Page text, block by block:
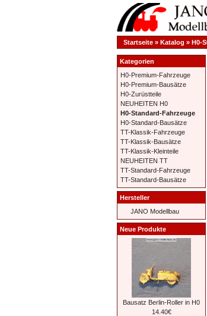
Startseite » Katalog » H0-
Kategorien
H0-Premium-Fahrzeuge
H0-Premium-Bausätze
H0-Zurüstteile
NEUHEITEN H0
H0-Standard-Fahrzeuge
H0-Standard-Bausätze
TT-Klassik-Fahrzeuge
TT-Klassik-Bausätze
TT-Klassik-Kleinteile
NEUHEITEN TT
TT-Standard-Fahrzeuge
TT-Standard-Bausätze
Hersteller
JANO Modellbau
Neue Produkte
Bausatz Berlin-Roller in H0
14.40€